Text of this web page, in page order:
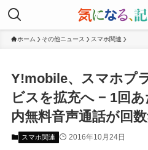
ホーム その他ニュース スマホ関連
Y!mobile、スマホプ
ビスを拡充へ − 1回
内無料音声通話が回
スマホ関連 2016年10月24日